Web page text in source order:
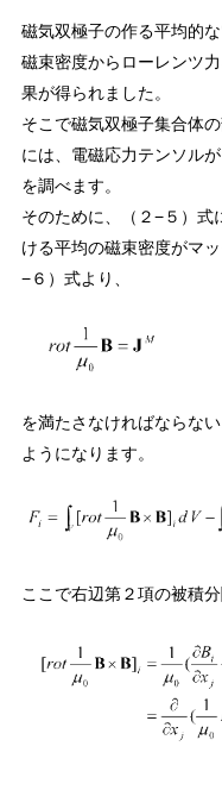
磁気双極子の作る平均的
磁束密度からローレンツ
果が得られました。
そこで磁気双極子集合体
には、電磁応力テンソル
を調べます。
そのために、（２−５）式
ける平均の磁束密度がマ
−６）式より、
を満たさなければならな
ようになります。
ここで右辺第２項の被積